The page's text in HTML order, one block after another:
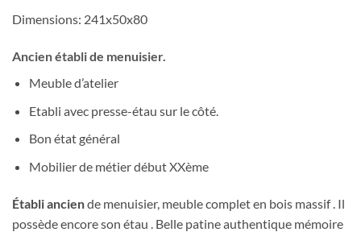
Dimensions: 241x50x80
Ancien établi de menuisier.
Meuble d’atelier
Etabli avec presse-étau sur le côté.
Bon état général
Mobilier de métier début XXème
Établi anciende menuisier, meuble complet en bois massif . Il
possède encore son étau . Belle patine authentique mémoire